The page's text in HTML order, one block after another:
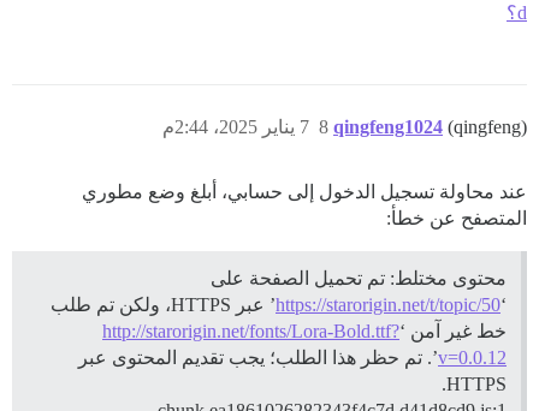
d؟
qingfeng1024 (qingfeng) 7 يناير 2025، 2:44م 8
عند محاولة تسجيل الدخول إلى حسابي، أبلغ وضع مطوري
المتصفح عن خطأ:
محتوى مختلط: تم تحميل الصفحة على
‘
https://starorigin.net/t/topic/50
’ عبر HTTPS، ولكن تم طلب
خط غير آمن ‘http://starorigin.net/fonts/Lora-Bold.ttf?
v=0.0.12’. تم حظر هذا الطلب؛ يجب تقديم المحتوى عبر
HTTPS.